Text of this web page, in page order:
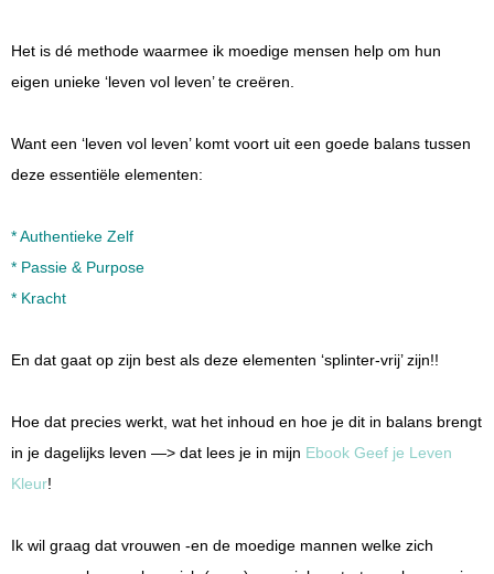
Het is dé methode waarmee ik moedige mensen help om hun
eigen unieke ‘leven vol leven’ te creëren.
Want een ‘leven vol leven’ komt voort uit een goede balans tussen
deze essentiële elementen:
* Authentieke Zelf
* Passie & Purpose
* Kracht
En dat gaat op zijn best als deze elementen ‘splinter-vrij’ zijn!!
Hoe dat precies werkt, wat het inhoud en hoe je dit in balans brengt
in je dagelijks leven —> dat lees je in mijn Ebook Geef je Leven
Kleur!
Ik wil graag dat vrouwen -en de moedige mannen welke zich